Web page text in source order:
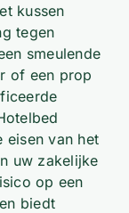
kussen
tegen
smeulende
of een prop
van het
uw zakelijke
op een
biedt